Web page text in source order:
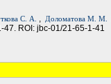
С. А. , Доломатова М. М.
ROI: jbc-01/21-65-1-41